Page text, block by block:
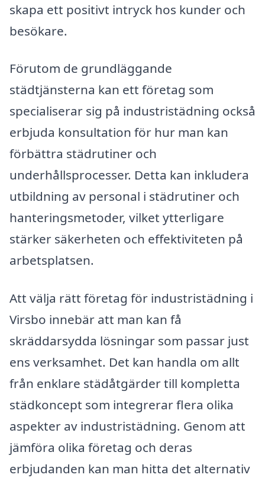
skapa ett positivt intryck hos kunder och
besökare.
Förutom de grundläggande
städtjänsterna kan ett företag som
specialiserar sig på industristädning också
erbjuda konsultation för hur man kan
förbättra städrutiner och
underhållsprocesser. Detta kan inkludera
utbildning av personal i städrutiner och
hanteringsmetoder, vilket ytterligare
stärker säkerheten och effektiviteten på
arbetsplatsen.
Att välja rätt företag för industristädning i
Virsbo innebär att man kan få
skräddarsydda lösningar som passar just
ens verksamhet. Det kan handla om allt
från enklare städåtgärder till kompletta
städkoncept som integrerar flera olika
aspekter av industristädning. Genom att
jämföra olika företag och deras
erbjudanden kan man hitta det alternativ